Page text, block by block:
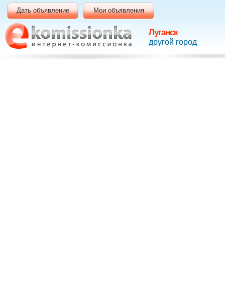
Луганск
другой город
Дать объявление Мои объявления